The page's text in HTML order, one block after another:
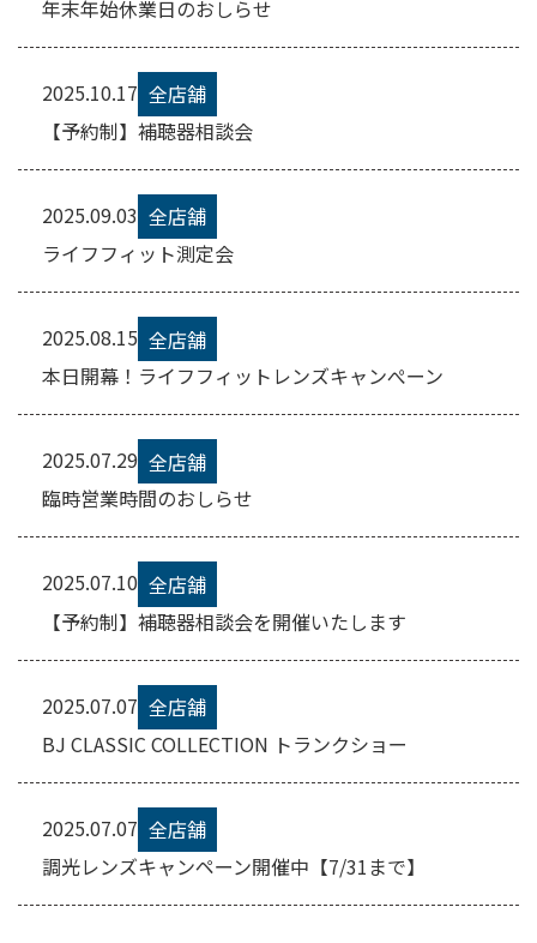
年末年始休業日のおしらせ
2025.10.17 全店舗
【予約制】補聴器相談会
2025.09.03 全店舗
ライフフィット測定会
2025.08.15 全店舗
本日開幕！ライフフィットレンズキャンぺーン
2025.07.29 全店舗
臨時営業時間のおしらせ
2025.07.10 全店舗
【予約制】補聴器相談会を開催いたします
2025.07.07 全店舗
BJ CLASSIC COLLECTION トランクショー
2025.07.07 全店舗
調光レンズキャンペーン開催中【7/31まで】